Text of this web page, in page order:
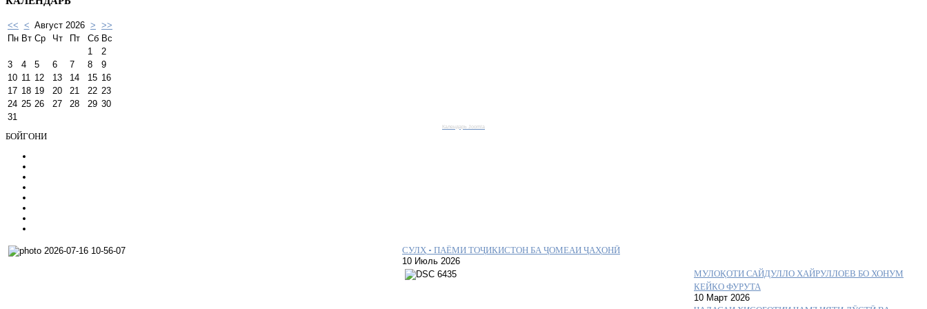
<< < Август 2026 > >>
Пн Вт Ср Чт Пт Сб Вс
1
2
3
4 5 6 7 8
9
10 11 12 13 14 15 16
17 18 19 20 21 22 23
24 25 26 27 28 29 30
31
Календарь Joomla
БОЙГОНИ
СУЛҲ – ПАЁМИ ТОҶИКИСТОН БА ҶОМЕАИ ҶАҲОНӢ
10 Июль 2026
МУЛОҚОТИ САЙДУЛЛО ХАЙРУЛЛОЕВ БО ХОНУМ
КЕЙКО ФУРУТА
10 Март 2026